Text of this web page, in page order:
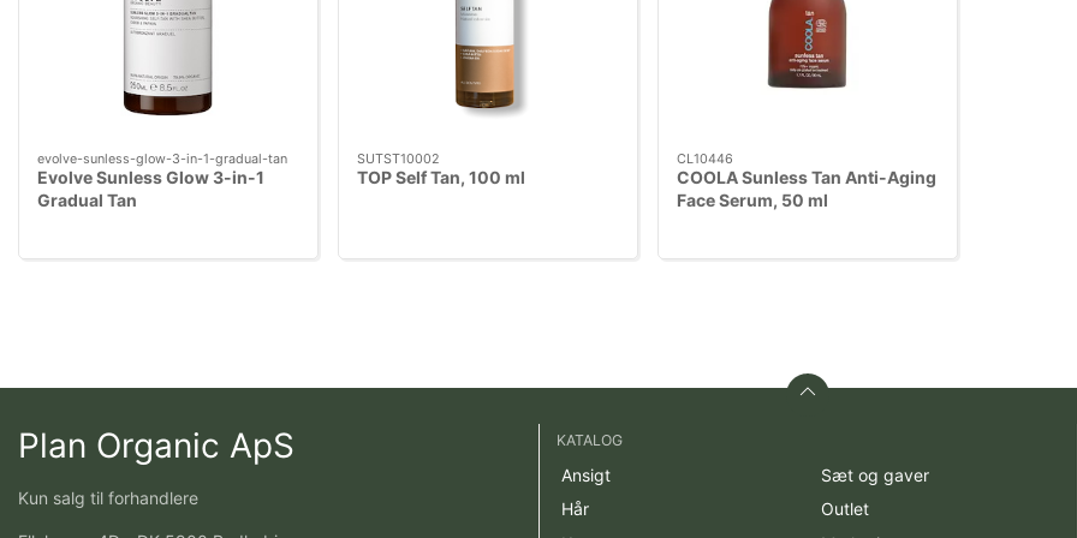
evolve-sunless-glow-3-in-1-gradual-tan
Evolve Sunless Glow 3-in-1
Gradual Tan
SUTST10002
TOP Self Tan, 100 ml
CL10446
COOLA Sunless Tan Anti-Aging
Face Serum, 50 ml
Plan Organic ApS
Kun salg til forhandlere
KATALOG
Ansigt
Hår
Sæt og gaver
Outlet